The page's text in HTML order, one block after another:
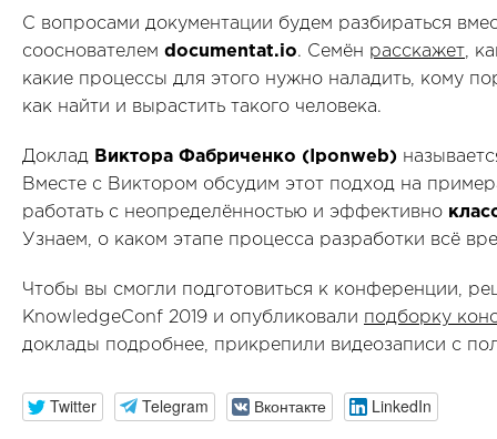
С вопросами документации будем разбираться
сооснователем documentat.io. Семён расскажет ,
какие процессы для этого нужно наладить, кому
как найти и вырастить такого человека.
Доклад Виктора Фабриченко (Iponweb)
Вместе с Виктором обсудим этот подход на
работать с неопределённостью и эффективно
Узнаем, о каком этапе процесса разработки всё
Чтобы вы смогли подготовиться к конференции,
KnowledgeConf 2019 и опубликовали подборку
доклады подробнее, прикрепили видеозаписи с
Twitter Telegram Вконтакте LinkedIn